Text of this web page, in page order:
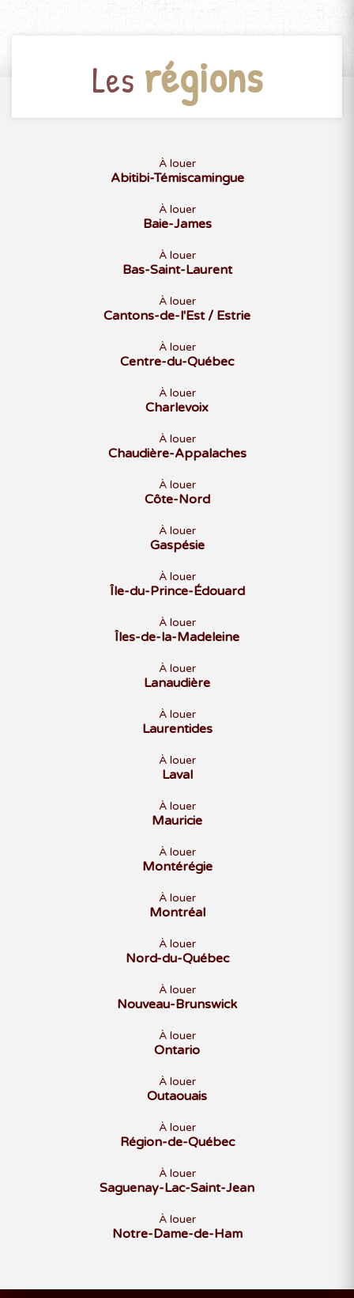
Les régions
À louer
Abitibi-Témiscamingue
À louer
Baie-James
À louer
Bas-Saint-Laurent
À louer
Cantons-de-l'Est / Estrie
À louer
Centre-du-Québec
À louer
Charlevoix
À louer
Chaudière-Appalaches
À louer
Côte-Nord
À louer
Gaspésie
À louer
Île-du-Prince-Édouard
À louer
Îles-de-la-Madeleine
À louer
Lanaudière
À louer
Laurentides
À louer
Laval
À louer
Mauricie
À louer
Montérégie
À louer
Montréal
À louer
Nord-du-Québec
À louer
Nouveau-Brunswick
À louer
Ontario
À louer
Outaouais
À louer
Région-de-Québec
À louer
Saguenay-Lac-Saint-Jean
À louer
Notre-Dame-de-Ham